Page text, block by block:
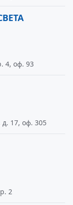
4, оф. 93
17, оф. 305
2